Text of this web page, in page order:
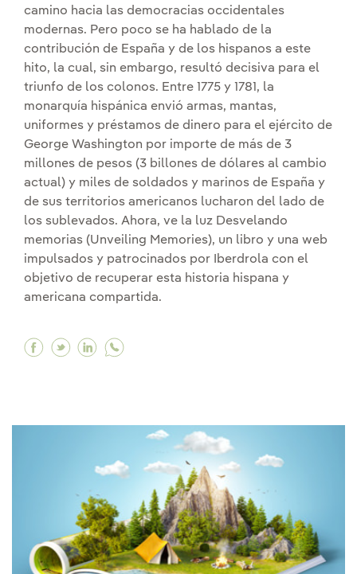
camino hacia las democracias occidentales
modernas. Pero poco se ha hablado de la
contribución de España y de los hispanos a este
hito, la cual, sin embargo, resultó decisiva para el
triunfo de los colonos. Entre 1775 y 1781, la
monarquía hispánica envió armas, mantas,
uniformes y préstamos de dinero para el ejército de
George Washington por importe de más de 3
millones de pesos (3 billones de dólares al cambio
actual) y miles de soldados y marinos de España y
de sus territorios americanos lucharon del lado de
los sublevados. Ahora, ve la luz Desvelando
memorias (Unveiling Memories), un libro y una web
impulsados y patrocinados por Iberdrola con el
objetivo de recuperar esta historia hispana y
americana compartida.
Facebook Recuperando una historia hispana
Twitter Recuperando una historia hispana
Linkedin Recuperando una historia